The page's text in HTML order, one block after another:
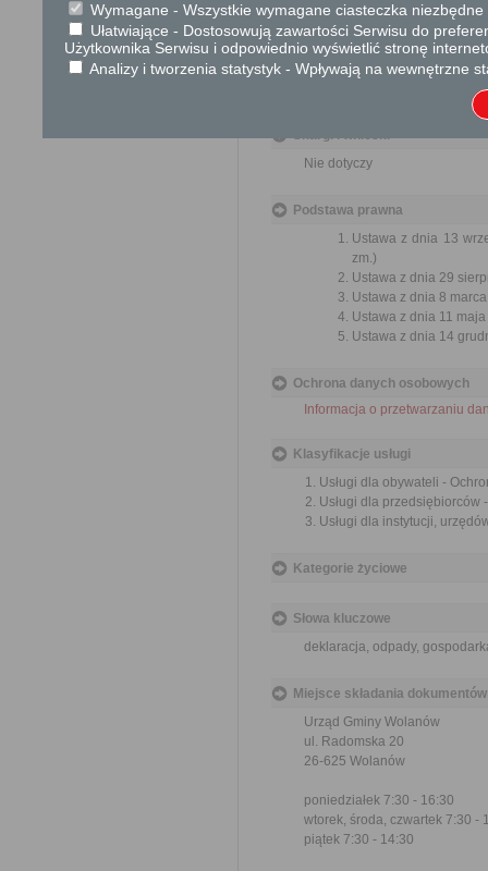
Brak opłaty
Tryb odwoławczy
Skargi i wnioski
Nie dotyczy
Podstawa prawna
Ustawa z dnia 13
zm.)
Ustawa z dnia 29
Ustawa z dnia 8
Ustawa z dnia 11
Ustawa z dnia 14
Ochrona danych osobowych
Informacja o przetwarzaniu
Klasyfikacje usługi
Usługi dla obywateli -
Usługi dla
Usługi dla instytucji,
Kategorie życiowe
Słowa kluczowe
deklaracja, odpady,
Miejsce składania dokumentów
Urząd Gminy Wolanów
ul. Radomska 20
26-625 Wolanów
poniedziałek 7:30 - 16:30
wtorek, środa, czwartek 7:30 -
piątek 7:30 - 14:30
Wymagane - Wszystkie wymagane ciasteczka
Ułatwiające - Dostosowują zawartości Serwisu do
Użytkownika Serwisu i odpowiednio wyświetlić stronę
Analizy i tworzenia statystyk - Wpływają na wewnętrzne